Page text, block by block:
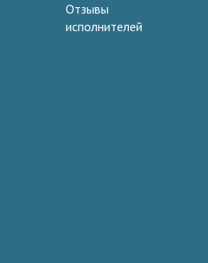
Отзывы
исполнителей